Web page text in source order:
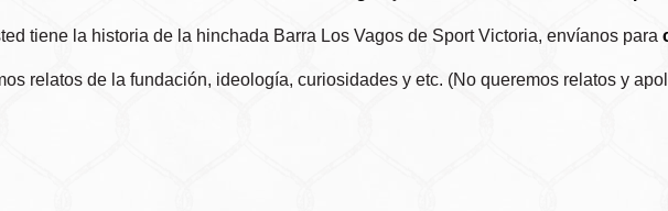
tiene la historia de la hinchada Barra Los Vagos de Sport Victoria, envíanos para
relatos de la fundación, ideología, curiosidades y etc. (No queremos relatos y